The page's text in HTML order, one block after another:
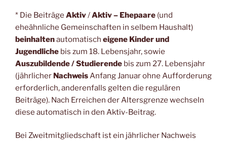
* Die Beiträge Aktiv/Aktiv – Ehepaare (und
eheähnliche Gemeinschaften in selbem Haushalt)
beinhaltenautomatisch eigene Kinder und
Jugendliche bis zum 18. Lebensjahr, sowie
Auszubildende / Studierende bis zum 27. Lebensjahr
(jährlicher Nachweis Anfang Januar ohne Aufforderung
erforderlich, anderenfalls gelten die regulären
Beiträge). Nach Erreichen der Altersgrenze wechseln
diese automatisch in den Aktiv-Beitrag.
Bei Zweitmitgliedschaft ist ein jährlicher Nachweis